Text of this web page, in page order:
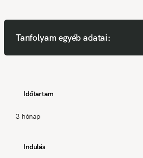
Tanfolyam egyéb adatai:
Időtartam
3 hónap
Indulás